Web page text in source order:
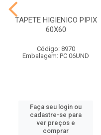
TAPETE HIGIENICO PIPIX
60X60
Código: 8970
Embalagem: PC 06UND
Faça seu login ou
cadastre-se para
ver preços e
comprar